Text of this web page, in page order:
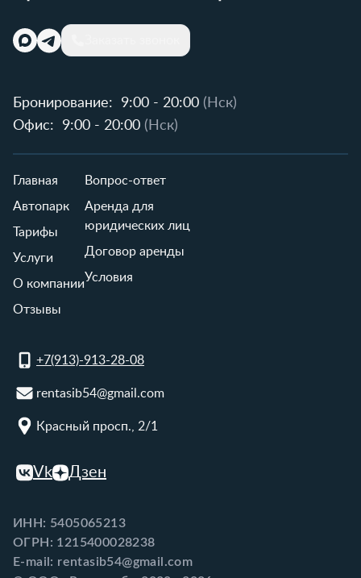
Бронирование: 9:00 - 20:00 (Нск)
Офис:
9:00 - 20:00 (Нск)
Главная
Автопарк
Тарифы
Услуги
О компании
Отзывы
Вопрос-ответ
Аренда для
юридических лиц
Договор аренды
Условия
+7(913)-913-28-08
rentasib54@gmail.com
Красный просп., 2/1
Vk Дзен
ИНН: 5405065213
ОГРН: 1215400028238
E-mail: rentasib54@gmail.com